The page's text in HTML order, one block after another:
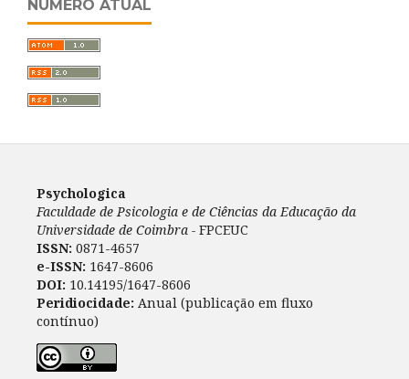
NÚMERO ATUAL
Psychologica
Faculdade de Psicologia e de Ciências da Educação da
Universidade de Coimbra - FPCEUC
ISSN: 0871-4657
e-ISSN: 1647-8606
DOI: 10.14195/1647-8606
Peridiocidade: Anual (publicação em fluxo
contínuo)